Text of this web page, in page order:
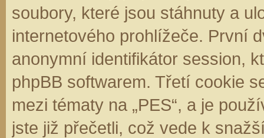
soubory, které jsou stáhnuty a
internetového prohlížeče. První
anonymní identifikátor session,
phpBB softwarem. Třetí cookie
mezi tématy na „PES“, a je
jste již přečetli, což vede k